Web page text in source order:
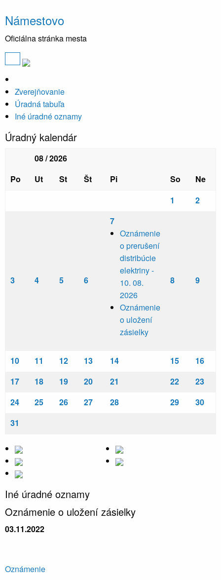
Námestovo
Oficiálna stránka mesta
Zverejňovanie
Úradná tabuľa
Iné úradné oznamy
Úradný kalendár
08 / 2026
Po
Ut St Št Pi So
Ne
1
2
3 4 5 6
7
Oznámenie
o prerušení
distribúcie
elektriny -
10. 08.
2026
Oznámenie
o uložení
zásielky
8 9
10 11 12 13 14 15
16
17
18 19 20 21 22
23
24
25 26 27 28 29
30
31
Iné úradné oznamy
Oznámenie o uložení zásielky
03.11.2022
Oznámenie